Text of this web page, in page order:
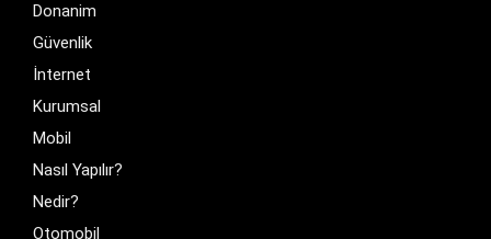
Donanim
Güvenlik
İnternet
Kurumsal
Mobil
Nasıl Yapılır?
Nedir?
Otomobil